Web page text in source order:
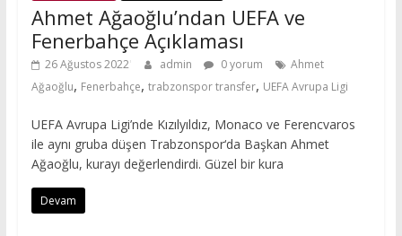
Ahmet Ağaoğlu’ndan UEFA ve
Fenerbahçe Açıklaması
26 Ağustos 2022 admin 0 yorum
Ahmet
Ağaoğlu, Fenerbahçe, trabzonspor transfer, UEFA Avrupa Ligi
UEFA Avrupa Ligi’nde Kızılyıldız, Monaco ve Ferencvaros
ile aynı gruba düşen Trabzonspor‘da Başkan Ahmet
Ağaoğlu, kurayı değerlendirdi. Güzel bir kura
Devam